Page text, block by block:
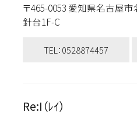
〒465-0053 愛知県名古屋
針台1F-C
TEL：0528874457
Re:I（ﾚｲ）